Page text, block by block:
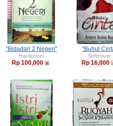
"Bidadari 2 Negeri"
Hardcover
Rp 100,000
"Buhul
Softcover
Rp 16,000